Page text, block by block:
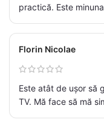
practică. Este
Florin Nicolae
Este atât de ușor să
TV. Mă face să mă